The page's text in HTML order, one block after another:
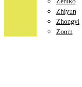
Zhiyun
Zhongyi
Zoom